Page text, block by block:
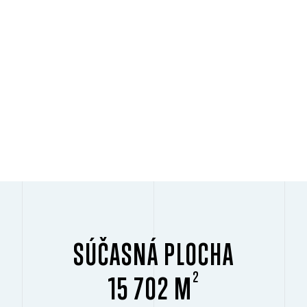
SÚČASNÁ PLOCHA
15 702 M 2